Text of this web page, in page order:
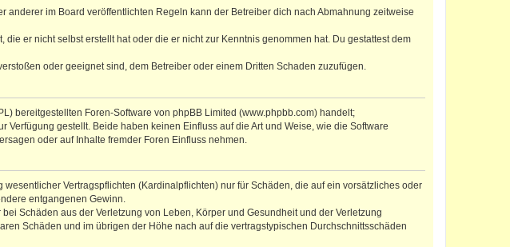
im Board veröffentlichten Regeln kann der Betreiber dich nach Abmahnung zeitweise
er nicht selbst erstellt hat oder die er nicht zur Kenntnis genommen hat. Du gestattest dem
oder geeignet sind, dem Betreiber oder einem Dritten Schaden zuzufügen.
bereitgestellten Foren-Software von phpBB Limited (www.phpbb.com) handelt;
gestellt. Beide haben keinen Einfluss auf die Art und Weise, wie die Software
oder auf Inhalte fremder Foren Einfluss nehmen.
Vertragspflichten (Kardinalpflichten) nur für Schäden, die auf ein vorsätzliches oder
entgangenen Gewinn.
Schäden aus der Verletzung von Leben, Körper und Gesundheit und der Verletzung
Schäden und im übrigen der Höhe nach auf die vertragstypischen Durchschnittsschäden